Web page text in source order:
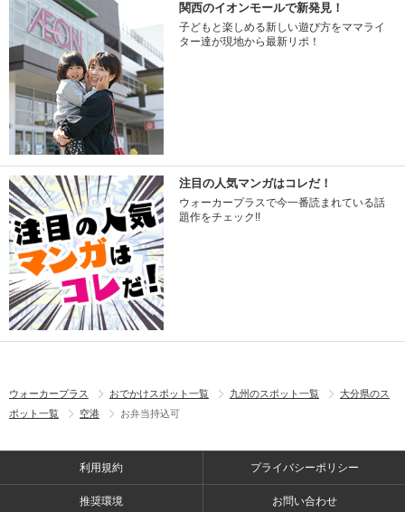
関西のイオンモールで新発見！
子どもと楽しめる新しい遊び方をママライ
ター達が現地から最新リポ！
注目の人気マンガはコレだ！
ウォーカープラスで今一番読まれている話
題作をチェック!!
ウォーカープラス おでかけスポット一覧 九州のスポット一覧
大分県のス
ポット一覧
空港 お弁当持込可
利用規約 プライバシーポリシー
推奨環境 お問い合わせ